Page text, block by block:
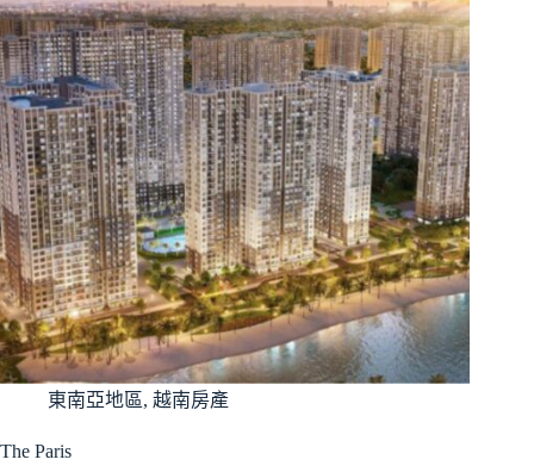
東南亞地區, 越南房產
The Paris